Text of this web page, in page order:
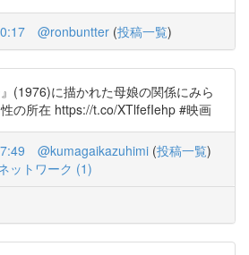
@ronbuntter (投稿一覧)
(1976)に描かれた母娘の関係にみら
の所在 https://t.co/XTlfefIehp #映画
@kumagaikazuhimi (投稿一覧)
ットワーク (1)